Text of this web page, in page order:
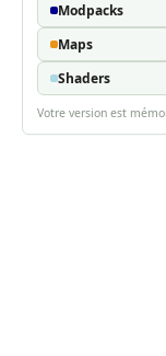
Modpacks
Maps
Shaders
Votre version est